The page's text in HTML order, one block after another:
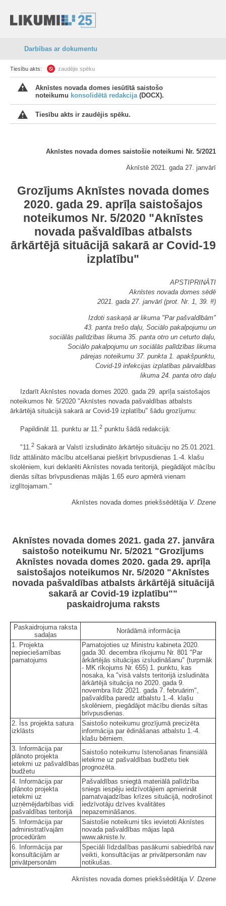
Darbības ar dokumentu
Tiesību akts: zaudējis spēku
Aknīstes novada domes iesūtītā saistošo
noteikumu konsolidētā redakcija(DOCX).
Tiesību akts ir zaudējis spēku.
Aknīstes novada domes saistošie noteikumi Nr. 5/2021
Aknīstē 2021. gada 27. janvārī
Grozījums Aknīstes novada domes
2020. gada 29. aprīļa saistošajos
noteikumos Nr. 5/2020 "Aknīstes
novada pašvaldības atbalsts
ārkārtējā situācijā sakarā ar Covid-19
izplatību"
APSTIPRINĀTI
Aknīstes novada domes sēdē
2021. gada 27. janvārī (prot. Nr. 1, 39. #)
Izdoti saskaņā ar likuma "Par pašvaldībām"
43. panta trešo daļu, Sociālo pakalpojumu un
sociālās palīdzības likuma 35. panta otro un ceturto daļu,
Sociālo pakalpojumu un sociālās palīdzības likuma
pārejas noteikumu 37. punkta 1. apakšpunktu,
Covid-19 infekcijas izplatības pārvaldības
likuma 24. panta otro daļu
Izdarīt Aknīstes novada domes 2020. gada 29. aprīļa saistošajos
noteikumos Nr. 5/2020 "Aknīstes novada pašvaldības atbalsts
ārkārtējā situācijā sakarā ar Covid-19 izplatību" šādu grozījumu:
Papildināt 11. punktu ar 11.2 punktu šādā redakcijā:
"11.2 Sakarā ar Valstī izsludināto ārkārtējo situāciju no 25.01.2021.
līdz attālināto mācību atcelšanai piešķirt brīvpusdienas 1.-4. klašu
skolēniem, kuri deklarēti Aknīstes novada teritorijā, piegādājot mācību
dienās siltas brīvpusdienas mājās 1.65 euro apmērā vienam
izglītojamam."
Aknīstes novada domes priekšsēdētāja V. Dzene
Aknīstes novada domes 2021. gada 27. janvāra
saistošo noteikumu Nr. 5/2021 "Grozījums
Aknīstes novada domes 2020. gada 29. aprīļa
saistošajos noteikumos Nr. 5/2020 "Aknīstes
novada pašvaldības atbalsts ārkārtējā situācijā
sakarā ar Covid-19 izplatību""
paskaidrojuma raksts
Paskaidrojuma raksta
sadaļas
Norādāmā informācija
1. Projekta
nepieciešamības
pamatojums
Pamatojoties uz Ministru kabineta 2020.
gada 30. decembra rīkojumu Nr. 801 "Par
ārkārtējās situācijas izsludināšanu" (turpmāk
- MK rīkojums Nr. 655) 1. punktu, kas
nosaka, ka "visā valsts teritorijā izsludināta
ārkārtējā situācija no 2020. gada 9.
novembra līdz 2021. gada 7. februārim",
pašvaldība paredz atbalstu 1.-4. klašu
skolēniem, piegādājot mācību dienās siltas
brīvpusdienas.
2. Īss projekta satura
izklāsts
Saistošo noteikumu grozījumā precizēta
informācija par ēdināšanas atbalstu 1.-4.
klašu bērniem.
3. Informācija par
plānoto projekta
ietekmi uz pašvaldības
budžetu
Saistošo noteikumu īstenošanas finansiālā
ietekme uz pašvaldības budžetu tiek
prognozēta.
4. Informācija par
plānoto projekta
ietekmi uz
uzņēmējdarbības vidi
pašvaldības teritorijā
Pašvaldības sniegtā materiālā palīdzība
sniegs iespēju iedzīvotājiem apmierināt
pamatvajadzības krīzes situācijā, nodrošinot
iedzīvotāju dzīves kvalitātes
nepazemināšanos.
5. Informācija par
administratīvajām
procedūrām
Saistošie noteikumi tiks ievietoti Aknīstes
novada pašvaldības mājas lapā
www.akniste.lv.
6. Informācija par
konsultācijām ar
privātpersonām
Speciāli līdzdalības pasākumi sabiedrībā nav
veikti, konsultācijas ar privātpersonām nav
notikušas.
Aknīstes novada domes priekšsēdētāja V. Dzene